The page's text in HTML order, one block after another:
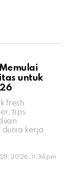
untuk
fresh
tips
dunia kerja
2026, 11:34 pm